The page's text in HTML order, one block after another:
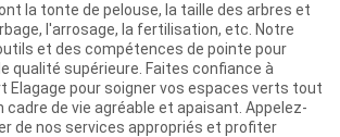
la tonte de pelouse, la taille des arbres et
l'arrosage, la fertilisation, etc. Notre
et des compétences de pointe pour
qualité supérieure. Faites confiance à
Elagage pour soigner vos espaces verts tout
cadre de vie agréable et apaisant. Appelez-
de nos services appropriés et profiter